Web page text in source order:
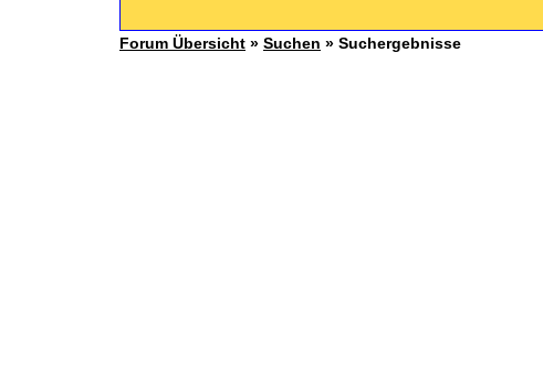
Forum Übersicht » Suchen » Suchergebnisse